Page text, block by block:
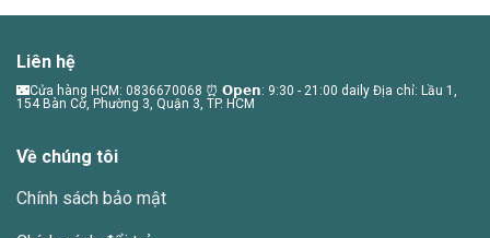
Liên hệ
🌃Cửa hàng HCM: 0836670068 ⏰ 𝗢𝗽𝗲𝗻: 9:30 - 21:00 daily Địa chỉ: Lầu 1,
154 Bàn Cờ, Phường 3, Quận 3, TP. HCM
Về chúng tôi
Chính sách bảo mật